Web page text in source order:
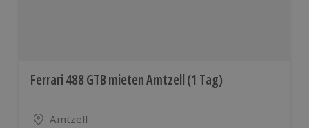
Ferrari 488 GTB mieten Amtzell (1 Tag)
Standort
Amtzell